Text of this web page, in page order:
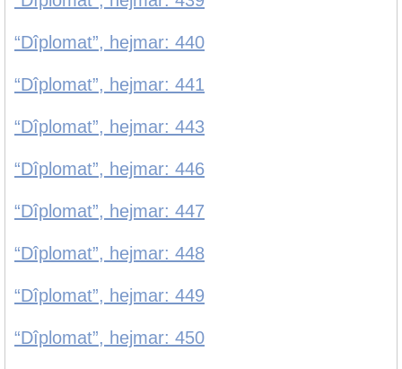
“Dîplomat”, hejmar: 440
“Dîplomat”, hejmar: 441
“Dîplomat”, hejmar: 443
“Dîplomat”, hejmar: 446
“Dîplomat”, hejmar: 447
“Dîplomat”, hejmar: 448
“Dîplomat”, hejmar: 449
“Dîplomat”, hejmar: 450